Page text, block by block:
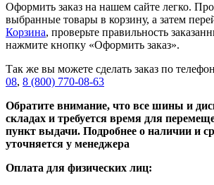
Оформить заказ на нашем сайте легко.
выбранные товары в корзину, а затем
Корзина, проверьте правильность
нажмите кнопку «Оформить заказ».
Так же вы можете сделать заказ по
08, 8 (800) 770-08-63
Обратите внимание, что все шины и
складах и требуется время для
пункт выдачи. Подробнее о наличии и
уточняется у менеджера
Оплата для физических лиц: